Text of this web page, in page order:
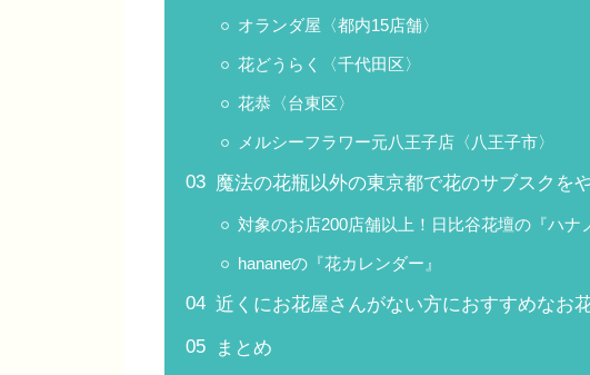
オランダ屋〈都内15店舗〉
花どうらく〈千代田区〉
花恭〈台東区〉
メルシーフラワー元八王子店〈八王子市〉
魔法の花瓶以外の東京都で花のサブスクを
対象のお店200店舗以上！日比谷花壇の『ハナ
hananeの『花カレンダー』
近くにお花屋さんがない方におすすめなお
まとめ